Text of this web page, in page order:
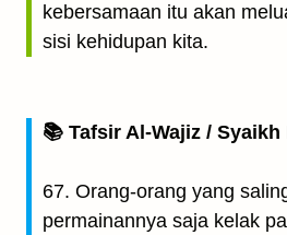
kebersamaan itu akan
sisi kehidupan kita.
📚 Tafsir Al-Wajiz /
67. Orang-orang yang
permainannya saja kelak